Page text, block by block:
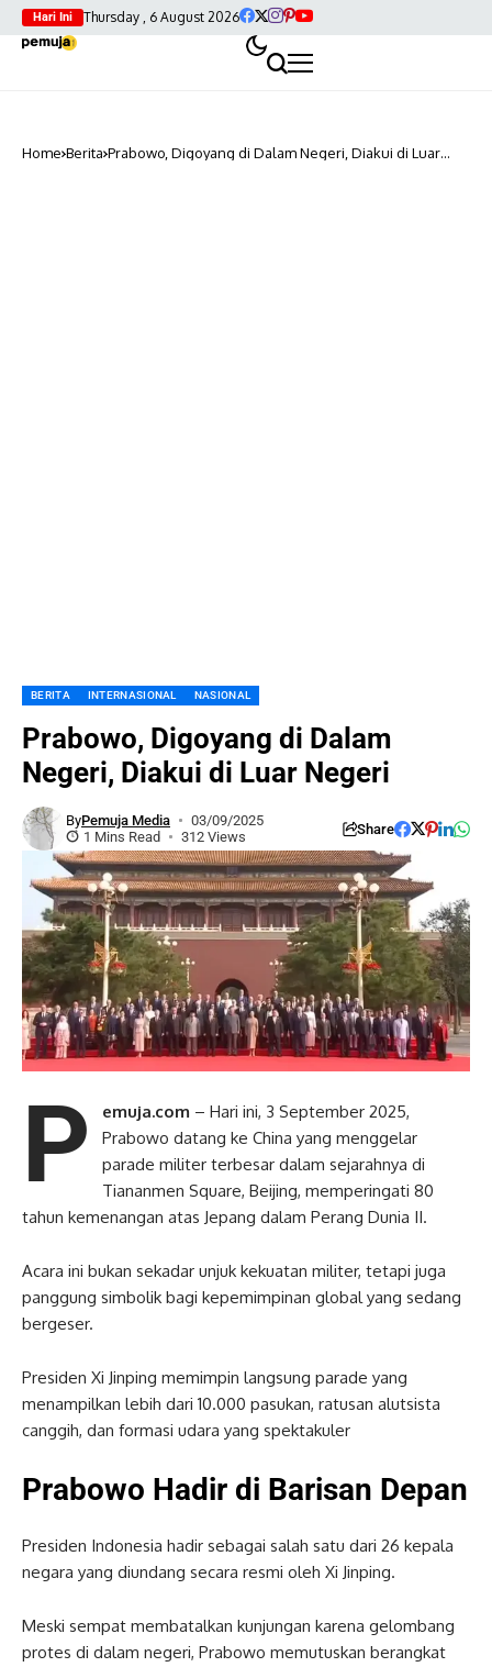
Hari Ini Thursday , 6 August 2026
Home Berita Prabowo, Digoyang di Dalam Negeri, Diakui di Luar
BERITA INTERNASIONAL NASIONAL
Prabowo, Digoyang di Dalam
Negeri, Diakui di Luar Negeri
ByPemuja Media
03/09/2025
1 Mins Read
312 Views Share
P emuja.com – Hari ini, 3 September 2025,
Prabowo datang ke China yang menggelar
parade militer terbesar dalam sejarahnya di
Tiananmen Square, Beijing, memperingati 80
tahun kemenangan atas Jepang dalam Perang Dunia II.
Acara ini bukan sekadar unjuk kekuatan militer, tetapi juga
panggung simbolik bagi kepemimpinan global yang sedang
bergeser.
Presiden Xi Jinping memimpin langsung parade yang
menampilkan lebih dari 10.000 pasukan, ratusan alutsista
canggih, dan formasi udara yang spektakuler
Prabowo Hadir di Barisan Depan
Presiden Indonesia hadir sebagai salah satu dari 26 kepala
negara yang diundang secara resmi oleh Xi Jinping.
Meski sempat membatalkan kunjungan karena gelombang
protes di dalam negeri, Prabowo memutuskan berangkat